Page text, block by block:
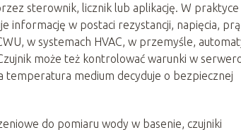
sterownik, licznik lub aplikację. W praktyce
informację w postaci rezystancji, napięcia,
w systemach HVAC, w przemyśle,
może też kontrolować warunki w
temperatura medium decyduje o bezpiecznej
do pomiaru wody w basenie, czujniki